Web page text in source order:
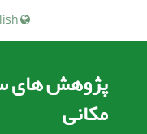
پژوهش های
مکانی